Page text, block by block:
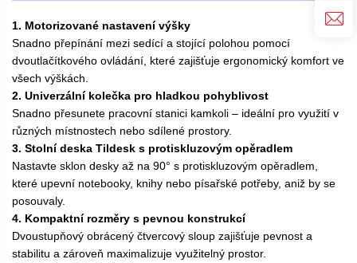
1. Motorizované nastavení výšky
Snadno přepínání mezi sedící a stojící polohou pomocí
dvoutlačítkového ovládání, které zajišťuje ergonomický komfort ve
všech výškách.
2. Univerzální kolečka pro hladkou pohyblivost
Snadno přesunete pracovní stanici kamkoli – ideální pro využití v
různých místnostech nebo sdílené prostory.
3. Stolní deska Tildesk s protiskluzovým opěradlem
Nastavte sklon desky až na 90° s protiskluzovým opěradlem,
které upevní notebooky, knihy nebo písařské potřeby, aniž by se
posouvaly.
4. Kompaktní rozměry s pevnou konstrukcí
Dvoustupňový obrácený čtvercový sloup zajišťuje pevnost a
stabilitu a zároveň maximalizuje využitelný prostor.